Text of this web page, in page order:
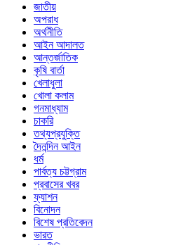
জাতীয়
অপরাধ
অর্থনীতি
আইন আদালত
আন্তর্জাতিক
কৃষি বার্তা
খেলাধুলা
খোলা কলাম
গনমাধ্যাম
চাকরি
তথ্যপ্রযুক্তি
দৈনন্দিন আইন
ধর্ম
পার্বত্য চট্টগ্রাম
প্রবাসের খবর
ফ্যাশন
বিনোদন
বিশেষ প্রতিবেদন
ভারত